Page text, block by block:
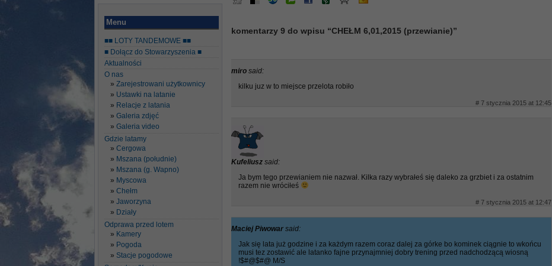
Menu
■■ LOTY TANDEMOWE ■■
■ Dołącz do Stowarzyszenia ■
Aktualności
O nas
Zarejestrowani użytkownicy
Ustawki na latanie
Relacje z latania
Galeria zdjęć
Galeria video
Gdzie latamy
Cergowa
Mszana (południe)
Mszana (g. Wapno)
Myscowa
Chełm
Jaworzyna
Działy
Odprawa przed lotem
Kamery
Pogoda
Stacje pogodowe
komentarzy 9 do wpisu “CHEŁM 6,01,2015 (przewianie)”
miro said:
kilku juz w to miejsce przelota robiło
# 7 stycznia 2015 at 12:45
Kufeliusz said:
Ja bym tego przewianiem nie nazwał. Kilka razy wybrałeś się daleko za grzbiet i za ostatnim
razem nie wróciłeś
# 7 stycznia 2015 at 12:47
Maciej Piwowar said:
Jak się lata już godzine i za każdym razem coraz dalej za górke bo kominek ciągnie to wkońcu
musi tez zostawić ale latanko fajne przynajmniej dobry trening przed nadchodzącą wiosną
!$#@$#@ M/S